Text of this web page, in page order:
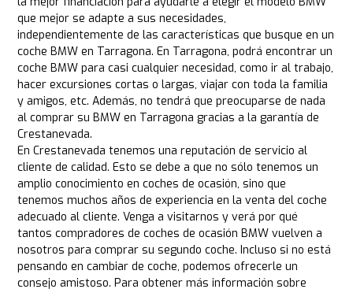
que mejor se adapte a sus necesidades,
independientemente de las características que busque en un
coche BMW en Tarragona. En Tarragona, podrá encontrar un
coche BMW para casi cualquier necesidad, como ir al trabajo,
hacer excursiones cortas o largas, viajar con toda la familia
y amigos, etc. Además, no tendrá que preocuparse de nada
al comprar su BMW en Tarragona gracias a la garantía de
Crestanevada.
En Crestanevada tenemos una reputación de servicio al
cliente de calidad. Esto se debe a que no sólo tenemos un
amplio conocimiento en coches de ocasión, sino que
tenemos muchos años de experiencia en la venta del coche
adecuado al cliente. Venga a visitarnos y verá por qué
tantos compradores de coches de ocasión BMW vuelven a
nosotros para comprar su segundo coche. Incluso si no está
pensando en cambiar de coche, podemos ofrecerle un
consejo amistoso. Para obtener más información sobre